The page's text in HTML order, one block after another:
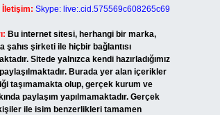
İletişim: Skype: live:.cid.575569c608265c69
Bu internet sitesi, herhangi bir marka,
şahıs şirketi ile hiçbir bağlantısı
Sitede yalnızca kendi hazırladığımız
Burada yer alan içerikler
taşımamakta olup, gerçek kurum ve
paylaşım yapılmamaktadır. Gerçek
ile isim benzerlikleri tamamen